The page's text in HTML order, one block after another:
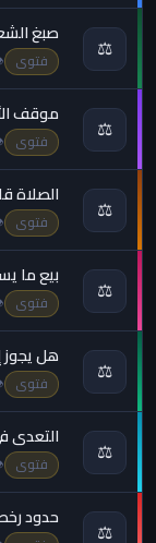
⚖️ صبغ
فتوى
⚖️ موقف
فتوى
⚖️ الصلاة
فتوى
⚖️ بيع ما
فتوى
⚖️ هل يجوز
فتوى
⚖️ التعدي
فتوى
⚖️ حدود